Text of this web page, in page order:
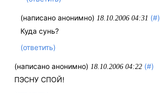
(написано анонимно) 18.10.2006 04:31 (#)
Куда сунь?
(ответить)
(написано анонимно) 18.10.2006 04:22 (#)
ПЭСНУ СПОЙ!